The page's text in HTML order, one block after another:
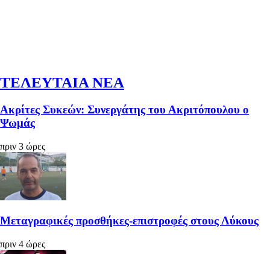
ΤΕΛΕΥΤΑΙΑ ΝΕΑ
Ακρίτες Συκεών: Συνεργάτης του Ακριτόπουλου ο
Ψωμάς
πριν 3 ώρες
Μεταγραφικές προσθήκες-επιστροφές στους Λύκους
πριν 4 ώρες